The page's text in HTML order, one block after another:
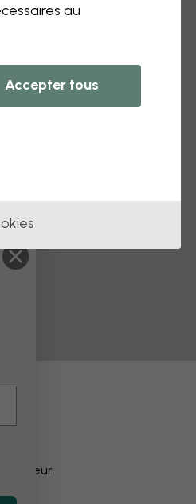
couleur
au
Accepter tous